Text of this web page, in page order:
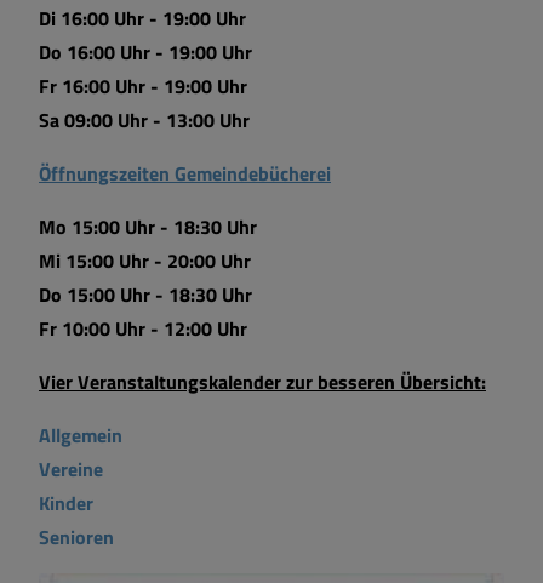
Di 16:00 Uhr - 19:00 Uhr
Do 16:00 Uhr - 19:00 Uhr
Fr 16:00 Uhr - 19:00 Uhr
Sa 09:00 Uhr - 13:00 Uhr
Öffnungszeiten Gemeindebücherei
Mo 15:00 Uhr - 18:30 Uhr
Mi 15:00 Uhr - 20:00 Uhr
Do 15:00 Uhr - 18:30 Uhr
Fr 10:00 Uhr - 12:00 Uhr
Vier Veranstaltungskalender zur besseren Übersicht:
Allgemein
Vereine
Kinder
Senioren